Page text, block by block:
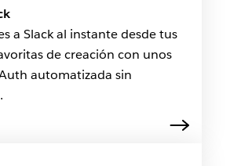
a Slack al instante desde tus
de creación con unos
automatizada sin